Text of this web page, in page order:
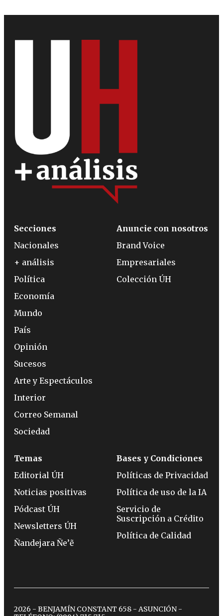
Secciones
Nacionales
+ análisis
Política
Economía
Mundo
País
Opinión
Sucesos
Arte y Espectáculos
Interior
Correo Semanal
Sociedad
Anuncie con nosotros
Brand Voice
Empresariales
Colección ÚH
Temas
Editorial ÚH
Noticias positivas
Pódcast ÚH
Newsletters ÚH
Ñandejara Ñe’ẽ
Bases y Condiciones
Políticas de Privacidad
Política de uso de la IA
Servicio de
Suscripción a Crédito
Política de Calidad
2026 - BENJAMÍN CONSTANT 658 - ASUNCIÓN -